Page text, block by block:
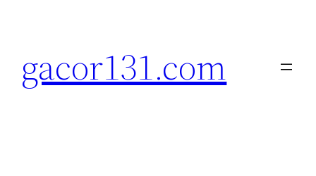
conteúdo
gacor131.com